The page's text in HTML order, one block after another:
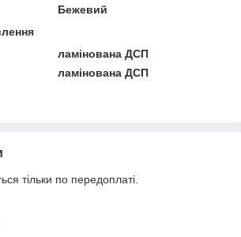
Бежевий
ламінована ДСП
ламінована ДСП
тільки по передоплаті.